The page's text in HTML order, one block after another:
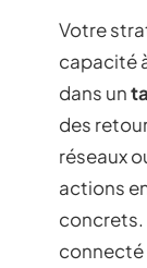
Votre
capacité
dans un
des
réseaux
actions
concrets.
connecté